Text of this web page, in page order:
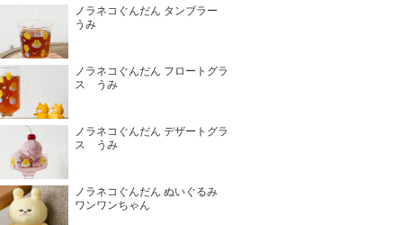
ノラネコぐんだん タンブラー
うみ
ノラネコぐんだん フロートグラ
ス うみ
ノラネコぐんだん デザートグラ
ス うみ
ノラネコぐんだん ぬいぐるみ
ワンワンちゃん